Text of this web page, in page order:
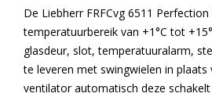
De Liebherr FRFCvg 6511
temperatuurbereik van +1°C tot
glasdeur, slot, temperatuuralarm,
te leveren met swingwielen in
ventilator automatisch deze